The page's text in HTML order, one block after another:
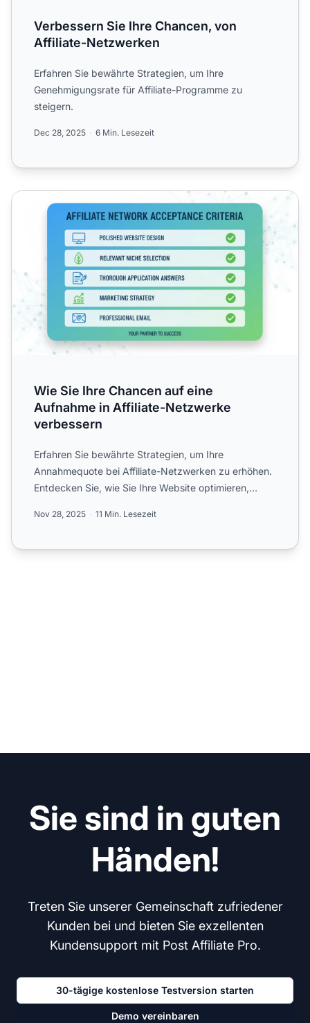
Verbessern Sie Ihre Chancen, von
Affiliate-Netzwerken
Erfahren Sie bewährte Strategien, um Ihre
Genehmigungsrate für Affiliate-Programme zu
steigern.
Dec 28, 2025 6 Min. Lesezeit
Wie Sie Ihre Chancen auf eine Aufnahme in Affiliate-
Wie Sie Ihre Chancen auf eine
Aufnahme in Affiliate-Netzwerke
verbessern
Erfahren Sie bewährte Strategien, um Ihre
Annahmequote bei Affiliate-Netzwerken zu erhöhen.
Entdecken Sie, wie Sie Ihre Website optimieren,
Nov 28, 2025 11 Min. Lesezeit
Sie sind in guten
Händen!
Treten Sie unserer Gemeinschaft zufriedener
Kunden bei und bieten Sie exzellenten
Kundensupport mit Post Affiliate Pro.
30-tägige kostenlose Testversion starten
Demo vereinbaren